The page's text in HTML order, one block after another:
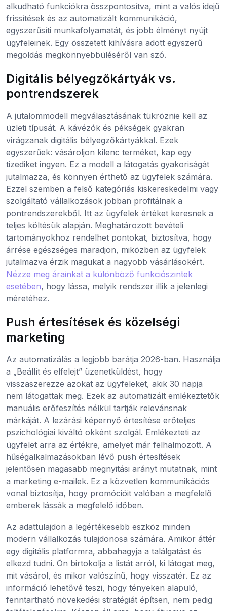
alkudható funkciókra összpontosítva, mint a valós idejű
frissítések és az automatizált kommunikáció,
egyszerűsíti munkafolyamatát, és jobb élményt nyújt
ügyfeleinek. Egy összetett kihívásra adott egyszerű
megoldás megkönnyebbüléséről van szó.
Digitális bélyegzőkártyák vs.
pontrendszerek
A jutalommodell megválasztásának tükröznie kell az
üzleti típusát. A kávézók és pékségek gyakran
virágzanak digitális bélyegzőkártyákkal. Ezek
egyszerűek: vásároljon kilenc terméket, kap egy
tizediket ingyen. Ez a modell a látogatás gyakoriságát
jutalmazza, és könnyen érthető az ügyfelek számára.
Ezzel szemben a felső kategóriás kiskereskedelmi vagy
szolgáltató vállalkozások jobban profitálnak a
pontrendszerekből. Itt az ügyfelek értéket keresnek a
teljes költésük alapján. Meghatározott bevételi
tartományokhoz rendelhet pontokat, biztosítva, hogy
árrése egészséges maradjon, miközben az ügyfelek
jutalmazva érzik magukat a nagyobb vásárlásokért.
Nézze meg árainkat a különböző funkciószintek
esetében, hogy lássa, melyik rendszer illik a jelenlegi
méretéhez.
Push értesítések és közelségi
marketing
Az automatizálás a legjobb barátja 2026-ban. Használja
a „Beállít és elfelejt” üzenetküldést, hogy
visszaszerezze azokat az ügyfeleket, akik 30 napja
nem látogattak meg. Ezek az automatizált emlékeztetők
manuális erőfeszítés nélkül tartják relevánsnak
márkáját. A lezárási képernyő értesítése erőteljes
pszichológiai kiváltó okként szolgál. Emlékezteti az
ügyfelet arra az értékre, amelyet már felhalmozott. A
hűségalkalmazásokban lévő push értesítések
jelentősen magasabb megnyitási arányt mutatnak, mint
a marketing e-mailek. Ez a közvetlen kommunikációs
vonal biztosítja, hogy promócióit valóban a megfelelő
emberek lássák a megfelelő időben.
Az adattulajdon a legértékesebb eszköz minden
modern vállalkozás tulajdonosa számára. Amikor áttér
egy digitális platformra, abbahagyja a találgatást és
elkezd tudni. Ön birtokolja a listát arról, ki látogat meg,
mit vásárol, és mikor valószínű, hogy visszatér. Ez az
információ lehetővé teszi, hogy tényeken alapuló,
fenntartható növekedési stratégiát építsen, nem pedig